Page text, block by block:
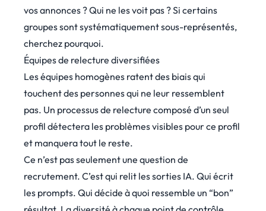
vos annonces ? Qui ne les voit pas ? Si certains
groupes sont systématiquement sous-représentés,
cherchez pourquoi.
Équipes de relecture diversifiées
Les équipes homogènes ratent des biais qui
touchent des personnes qui ne leur ressemblent
pas. Un processus de relecture composé d’un seul
profil détectera les problèmes visibles pour ce profil
et manquera tout le reste.
Ce n’est pas seulement une question de
recrutement. C’est qui relit les sorties IA. Qui écrit
les prompts. Qui décide à quoi ressemble un “bon”